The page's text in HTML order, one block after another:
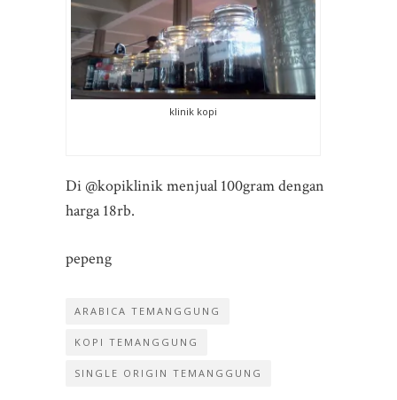
klinik kopi
Di @kopiklinik menjual 100gram dengan
harga 18rb.
pepeng
ARABICA TEMANGGUNG
KOPI TEMANGGUNG
SINGLE ORIGIN TEMANGGUNG